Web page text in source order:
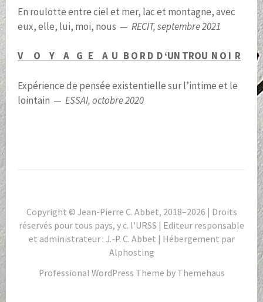
En roulotte entre ciel et mer, lac et montagne, avec
eux, elle, lui, moi, nous — RECIT, septembre 2021
V O Y A G E A U B O R D D ‘UN TROU N O I R
Expérience de pensée existentielle sur l’intime et le
lointain — ESSAI, octobre 2020
Copyright © Jean-Pierre C. Abbet, 2018–2026 | Droits
réservés pour tous pays, y c. l'URSS | Editeur responsable
et administrateur : J.-P. C. Abbet | Hébergement par
Alphosting
Professional WordPress Theme by Themehaus